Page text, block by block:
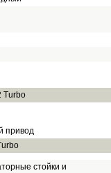
Turbo
привод
стойки и